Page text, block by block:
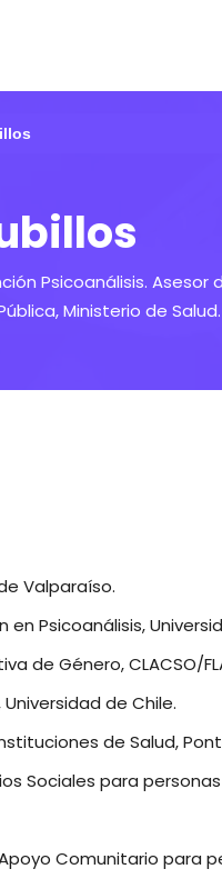
Psicoanálisis. Asesor
Ministerio de Salud.
Valparaíso.
Psicoanálisis,
de Género, CLACSO/
de Chile.
de Salud,
Sociales para
Comunitario para